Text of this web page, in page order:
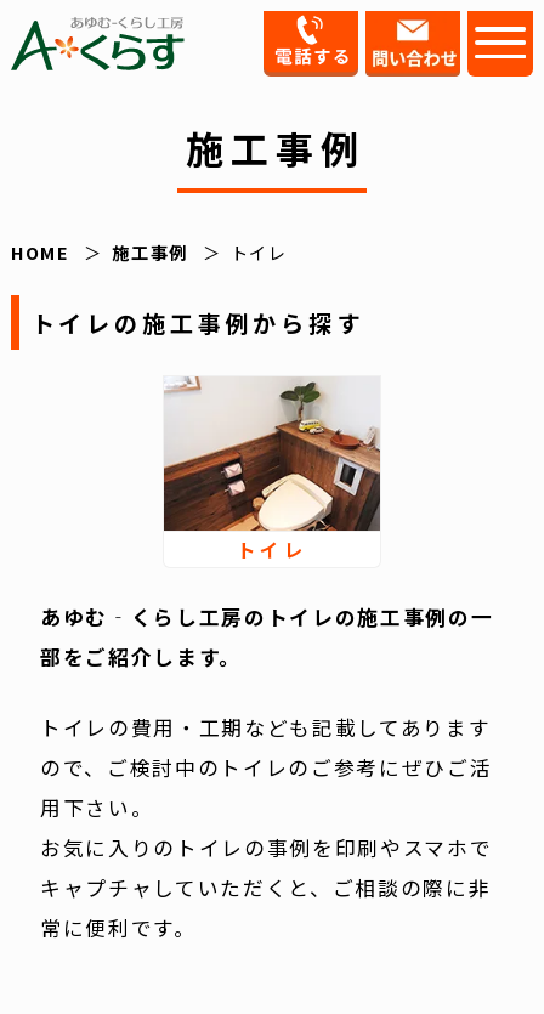
施工事例
HOME 施工事例 トイレ
トイレの施工事例から探す
トイレ
あゆむ‐くらし工房のトイレの施工事例の一
部をご紹介します。
トイレの費用・工期なども記載してあります
ので、ご検討中のトイレのご参考にぜひご活
用下さい。
お気に入りのトイレの事例を印刷やスマホで
キャプチャしていただくと、ご相談の際に非
常に便利です。